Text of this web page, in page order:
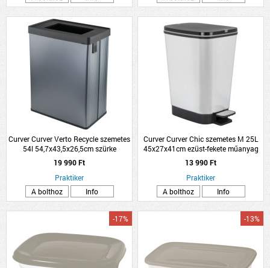
Curver Curver Verto Recycle szemetes
54l 54,7x43,5x26,5cm szürke
műanyag
19 990 Ft
Praktiker
A bolthoz
Info
Curver Curver Chic szemetes M 25L
45x27x41cm ezüst-fekete műanyag
13 990 Ft
Praktiker
A bolthoz
Info
-17% -13%